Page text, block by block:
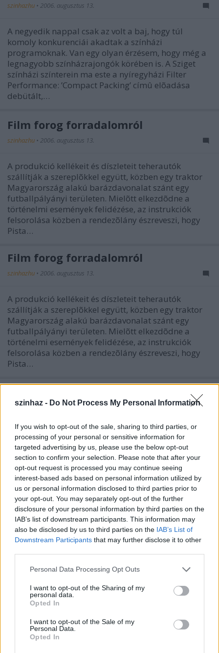
szinhaz - Do Not Process My Personal Information
If you wish to opt-out of the sale, sharing to third parties, or
processing of your personal or sensitive information for
targeted advertising by us, please use the below opt-out
section to confirm your selection. Please note that after your
opt-out request is processed you may continue seeing
interest-based ads based on personal information utilized by
us or personal information disclosed to third parties prior to
your opt-out. You may separately opt-out of the further
disclosure of your personal information by third parties on the
IAB’s list of downstream participants. This information may
also be disclosed by us to third parties on the IAB’s List of
Downstream Participants that may further disclose it to other
Please note that this website/app uses one or more Google
not limited to your visit or usage behaviour. You may click to
grant or deny consent to Google and its third-party tags to
use your data for below specified purposes in below Google
consent section.
Personal Data Processing Opt Outs
I want to opt-out of the Sharing of my
personal data.
Opted In
I want to opt-out of the Sale of my
Personal Data.
Opted In
szinhazhu • 2006. augusztus 13.
A negyedik nappal csak az volt a baj, hogy túl
komoly konkurenciái akadtak a színházi
programoknak. Van egy olyan érzésem, hogy még a
legnagyobb színházrajongók körében is. A Sziget
színházi színterein ma este a nyíregyházi Filter
Performance: ’Compact Packing’ címû elõadása
debütált,…
Film forog forradalomról
szinhazhu • 2006. augusztus 13.
A produkció kellékeit és díszleteit teherautók
szállítják a szereplõkkel együtt, közben egy traktor
Magyarország alakú barázdavonalat szánt egy
futballpályányi területen. Mielõtt elkezdõdne a
történelmi események felidézése, az instrukciók
felsorolása közben a rendezõlány észreveszi, hogy
Pista…
Film forog forradalomról
szinhazhu • 2006. augusztus 13.
A produkció kellékeit és díszleteit teherautók
szállítják a szereplõkkel együtt, közben egy traktor
Magyarország alakú barázdavonalat szánt egy
futballpályányi területen. Mielõtt elkezdõdne a
történelmi események felidézése, az instrukciók
felsorolása közben a rendezõlány észreveszi, hogy
Pista…
szinhazhu•2006. augusztus 12.
Az augusztus 11-i, pénteki program a megkezdett
hagyományhoz híven kulturális és mûfaji
felhozatalban is sokszínû volt. Yukiko Nakamura
butoh táncelõadását a szabadban tartotta a füves
részen, épp sötétedés kezdetén. A butoh, azaz a
modern japán táncmûvészet ötvözi az európai
modern tánc és a…
Harmadik nap
szinhazhu•2006. augusztus 12.
Az augusztus 11-i, pénteki program a megkezdett
hagyományhoz híven kulturális és mûfaji
felhozatalban is sokszínû volt. Yukiko Nakamura
butoh táncelõadását a szabadban tartotta a füves
részen, épp sötétedés kezdetén. A butoh, azaz a
modern japán táncmûvészet ötvözi az európai
modern tánc és a…